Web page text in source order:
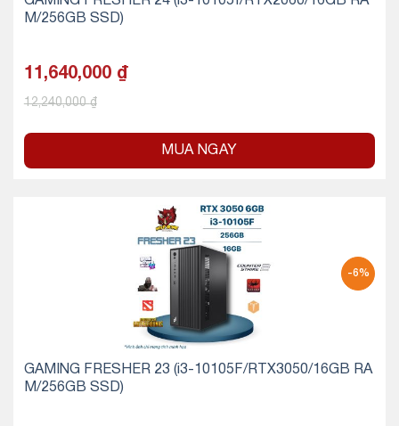
M/256GB SSD)
11,640,000 ₫
12,240,000₫
MUA NGAY
-6%
GAMING FRESHER 23 (i3-10105F/RTX3050/16GB RA
M/256GB SSD)